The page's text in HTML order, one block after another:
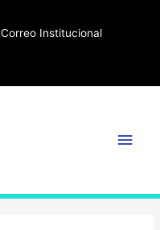
Correo Institucional